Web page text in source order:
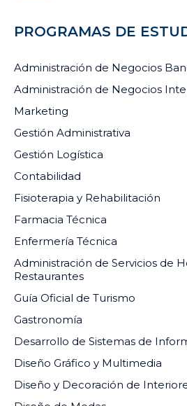
PROGRAMAS DE
Administración de Negocios
Administración de Negocios
Marketing
Gestión Administrativa
Gestión Logística
Contabilidad
Fisioterapia y Rehabilitación
Farmacia Técnica
Enfermería Técnica
Administración de Servicios de
Restaurantes
Guía Oficial de Turismo
Gastronomía
Desarrollo de Sistemas de
Diseño Gráfico y Multimedia
Diseño y Decoración de